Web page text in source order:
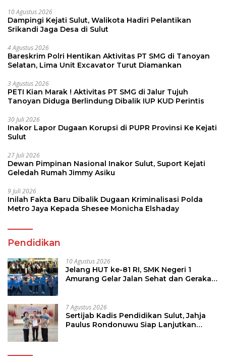
10 Agustus 2026
Dampingi Kejati Sulut, Walikota Hadiri Pelantikan
Srikandi Jaga Desa di Sulut
4 Agustus 2026
Bareskrim Polri Hentikan Aktivitas PT SMG di Tanoyan
Selatan, Lima Unit Excavator Turut Diamankan
3 Agustus 2026
PETI Kian Marak ! Aktivitas PT SMG di Jalur Tujuh
Tanoyan Diduga Berlindung Dibalik IUP KUD Perintis
30 Juli 2026
Inakor Lapor Dugaan Korupsi di PUPR Provinsi Ke Kejati
Sulut
27 Juli 2026
Dewan Pimpinan Nasional Inakor Sulut, Suport Kejati
Geledah Rumah Jimmy Asiku
9 Juli 2026
Inilah Fakta Baru Dibalik Dugaan Kriminalisasi Polda
Metro Jaya Kepada Shesee Monicha Elshaday
Pendidikan
10 Agustus 2026
Jelang HUT ke-81 RI, SMK Negeri 1
Amurang Gelar Jalan Sehat dan Gerakan
7 Agustus 2026
Sertijab Kadis Pendidikan Sulut, Jahja
Paulus Rondonuwu Siap Lanjutkan